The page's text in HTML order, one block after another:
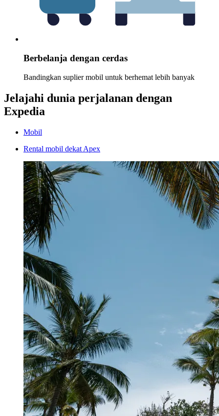
Berbelanja dengan cerdas
Bandingkan suplier mobil untuk berhemat lebih banyak
Jelajahi dunia perjalanan dengan
Expedia
Mobil
Rental mobil dekat Apex